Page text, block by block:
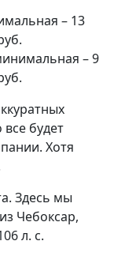
– 13
– 9
будет
Хотя
Здесь мы
Чебоксар,
л. с.